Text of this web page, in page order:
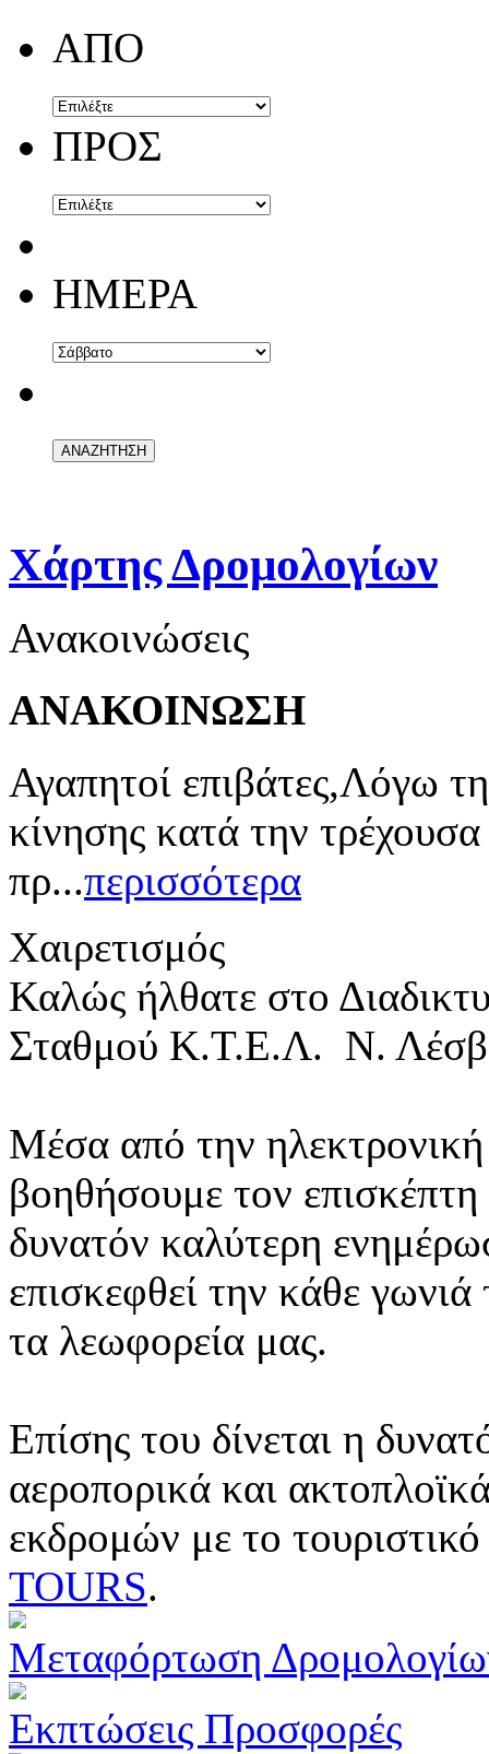
ΑΠΟ
ΠΡΟΣ
ΗΜΕΡΑ
Χάρτης Δρομολογίων
Ανακοινώσεις
ΑΝΑΚΟΙΝΩΣΗ
Αγαπητοί επιβάτες,Λόγω
κίνησης κατά την
πρ...περισσότερα
Χαιρετισμός
Καλώς ήλθατε στο
Σταθμού Κ.Τ.Ε.Λ. Ν.
Μέσα από την ηλεκτρονική
βοηθήσουμε τον
δυνατόν καλύτερη
επισκεφθεί την κάθε
τα λεωφορεία μας.
Επίσης του δίνεται η
αεροπορικά και
εκδρομών με το
TOURS.
Μεταφόρτωση
Εκπτώσεις Προσφορές